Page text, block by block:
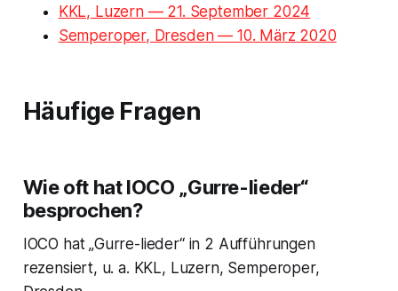
KKL, Luzern — 21. September 2024
Semperoper, Dresden — 10. März 2020
Häufige Fragen
Wie oft hat IOCO „Gurre-lieder“
besprochen?
IOCO hat „Gurre-lieder“ in 2 Aufführungen
rezensiert, u. a. KKL, Luzern, Semperoper,